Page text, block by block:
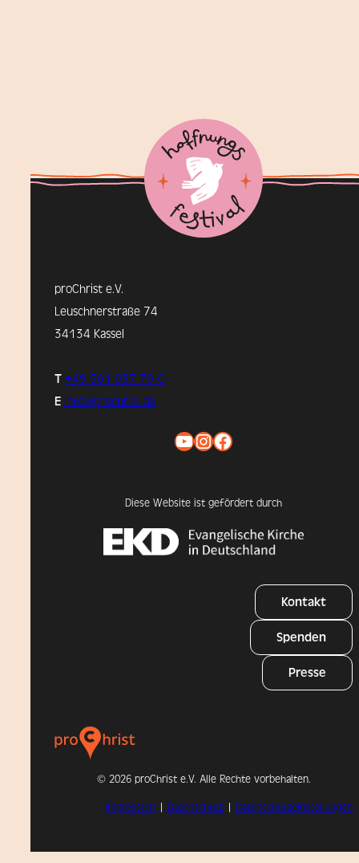
proChrist e.V.
Leuschnerstraße 74
34134 Kassel
T +49 561 937 79-0
E info@prochrist.de
YouTube InstagramFacebook
Diese Website ist gefördert durch
Kontakt
Spenden
Presse
© 2026 proChrist e.V. Alle Rechte vorbehalten.
Impressum | Datenschutz | Datenschutzeinstellungen